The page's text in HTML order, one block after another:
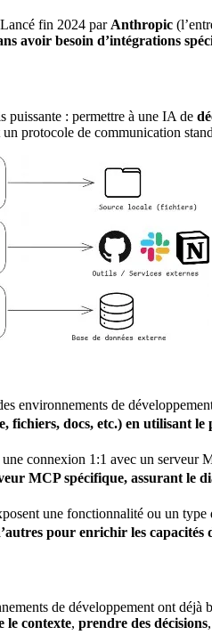
fin 2024 par Anthropic
avoir besoin d’intégrations
puissante : permettre à une IA de
protocole de communication
environnements de
fichiers, docs, etc.) en utilisant le
connexion 1:1 avec un serveur
MCP spécifique, assurant le
une fonctionnalité ou un
pour enrichir les capacités
de développement ont
le contexte, prendre des décisions